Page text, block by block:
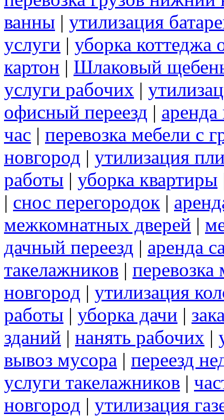
ванны | утилизация
услуги | уборка коттеджа
картон | Шлаковый
услуги рабочих |
офисный переезд | аренда
час | перевозка мебели с
новгород | утилизация
работы | уборка квартиры
| снос перегородок |
межкомнатных дверей |
дачный переезд | аренда
такелажников |
новгород | утилизация
работы | уборка дачи |
зданий | нанять рабочих |
вывоз мусора | переезд
услуги такелажников |
новгород | утилизация